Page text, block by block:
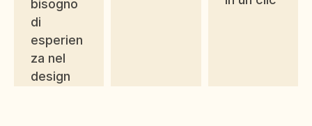
bisogno
di
esperien
za nel
design